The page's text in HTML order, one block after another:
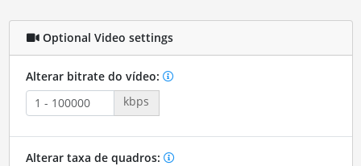
Optional Video settings
Alterar bitrate do vídeo:
kbps
Alterar taxa de quadros: